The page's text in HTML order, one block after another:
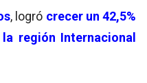
, logró crecer un 42,5%
la región Internacional